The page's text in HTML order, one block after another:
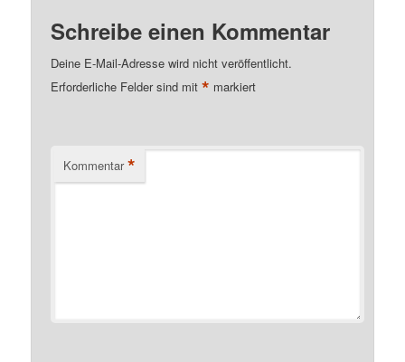
Schreibe einen Kommentar
Deine E-Mail-Adresse wird nicht veröffentlicht.
Erforderliche Felder sind mit* markiert
Kommentar *